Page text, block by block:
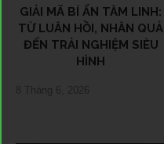
GIẢI MÃ BÍ ẨN TÂM LINH:
TỪ LUÂN HỒI, NHÂN QUẢ
ĐẾN TRẢI NGHIỆM SIÊU
HÌNH
8 Tháng 6, 2026